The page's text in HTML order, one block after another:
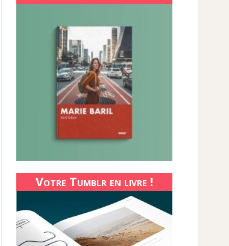
Votre Tumblr en livre !